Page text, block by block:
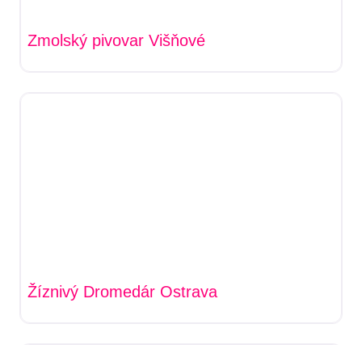
Zmolský pivovar Višňové
Žíznivý Dromedár Ostrava